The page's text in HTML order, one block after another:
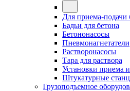
Для приема-подачи
Бадьи для бетона
Бетононасосы
Пневмонагнетатели
Растворонасосы
Тара для раствора
Установки приема
Штукатурные
Грузоподъемное